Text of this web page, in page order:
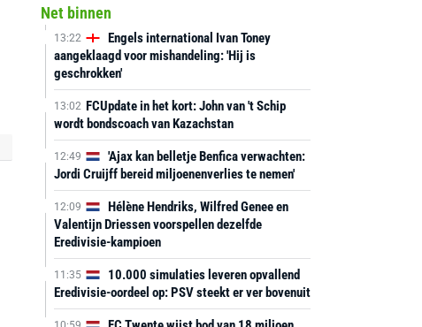
Net binnen
13:22
Engels international Ivan Toney
aangeklaagd voor mishandeling: 'Hij is
geschrokken'
13:02 FCUpdate in het kort: John van 't Schip
wordt bondscoach van Kazachstan
12:49
'Ajax kan belletje Benfica verwachten:
Jordi Cruijff bereid miljoenenverlies te nemen'
12:09
Hélène Hendriks, Wilfred Genee en
Valentijn Driessen voorspellen dezelfde
Eredivisie-kampioen
11:35
10.000 simulaties leveren opvallend
Eredivisie-oordeel op: PSV steekt er ver bovenuit